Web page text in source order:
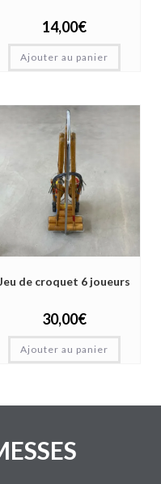
14,00€
Ajouter au panier
de croquet 6 joueurs
30,00€
Ajouter au panier